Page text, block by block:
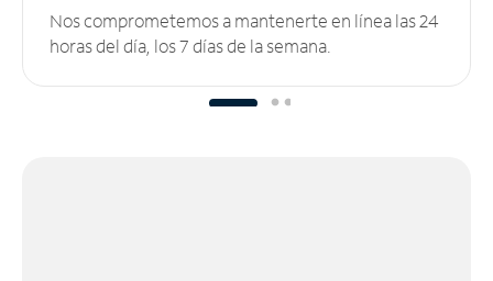
Nos comprometemos a mantenerte en línea las 24
horas del día, los 7 días de la semana.